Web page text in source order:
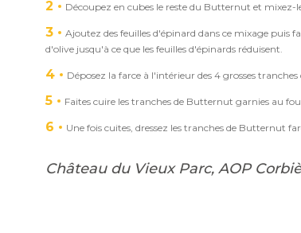
2 Découpez en cubes le reste du Butternut et mixez-
3
Ajoutez des feuilles d'épinard dans ce mixage puis
d'olive jusqu'à ce que les feuilles d'épinards réduisent.
4 Déposez la farce à l'intérieur des 4 grosses
5 Faites cuire les tranches de Butternut garnies au
6 Une fois cuites, dressez les tranches de Butternut
Château du Vieux Parc, AOP